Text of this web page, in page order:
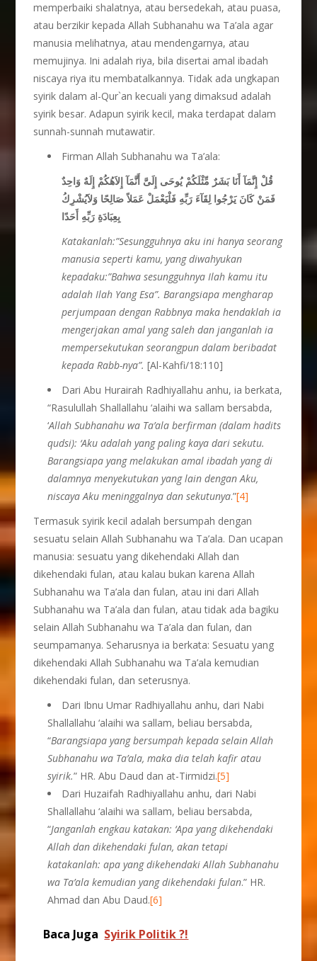
memperbaiki shalatnya, atau bersedekah, atau puasa,
atau berzikir kepada Allah Subhanahu wa Ta’ala agar
manusia melihatnya, atau mendengarnya, atau
memujinya. Ini adalah riya, bila disertai amal ibadah
niscaya riya itu membatalkannya. Tidak ada ungkapan
syirik dalam al-Qur`an kecuali yang dimaksud adalah
syirik besar. Adapun syirik kecil, maka terdapat dalam
sunnah-sunnah mutawatir.
Firman Allah Subhanahu wa Ta’ala:
قُلْ إِنَّمَآ أَنَا بَشَرٌ مِّثْلَكُمْ يُوحَى إِلَىَّ أَنَّمَآ إِلاَهُكُمْ إِلَهٌ وَاحِدٌ
فَمَنْ كَانَ يَرْجُوا لِقَآءَ رَبِّهِ فَلْيَعْمَلْ عَمَلاً صَالِحًا وَلاَيُشْرِكُ
بِعِبَادَةِ رَبِّهِ أَحَدًا
Katakanlah:”Sesungguhnya aku ini hanya seorang
manusia seperti kamu, yang diwahyukan
kepadaku:”Bahwa sesungguhnya Ilah kamu itu
adalah Ilah Yang Esa”. Barangsiapa mengharap
perjumpaan dengan Rabbnya maka hendaklah ia
mengerjakan amal yang saleh dan janganlah ia
mempersekutukan seorangpun dalam beribadat
kepada Rabb-nya”. [Al-Kahfi/18:110]
Dari Abu Hurairah Radhiyallahu anhu, ia berkata,
“Rasulullah Shallallahu ‘alaihi wa sallam bersabda,
‘Allah Subhanahu wa Ta’ala berfirman (dalam hadits
qudsi): ‘Aku adalah yang paling kaya dari sekutu.
Barangsiapa yang melakukan amal ibadah yang di
dalamnya menyekutukan yang lain dengan Aku,
niscaya Aku meninggalnya dan sekutunya.”[4]
Termasuk syirik kecil adalah bersumpah dengan
sesuatu selain Allah Subhanahu wa Ta’ala. Dan ucapan
manusia: sesuatu yang dikehendaki Allah dan
dikehendaki fulan, atau kalau bukan karena Allah
Subhanahu wa Ta’ala dan fulan, atau ini dari Allah
Subhanahu wa Ta’ala dan fulan, atau tidak ada bagiku
selain Allah Subhanahu wa Ta’ala dan fulan, dan
seumpamanya. Seharusnya ia berkata: Sesuatu yang
dikehendaki Allah Subhanahu wa Ta’ala kemudian
dikehendaki fulan, dan seterusnya.
Dari Ibnu Umar Radhiyallahu anhu, dari Nabi
Shallallahu ‘alaihi wa sallam, beliau bersabda,
“Barangsiapa yang bersumpah kepada selain Allah
Subhanahu wa Ta’ala, maka dia telah kafir atau
syirik.” HR. Abu Daud dan at-Tirmidzi.[5]
Dari Huzaifah Radhiyallahu anhu, dari Nabi
Shallallahu ‘alaihi wa sallam, beliau bersabda,
“Janganlah engkau katakan: ‘Apa yang dikehendaki
Allah dan dikehendaki fulan, akan tetapi
katakanlah: apa yang dikehendaki Allah Subhanahu
wa Ta’ala kemudian yang dikehendaki fulan.” HR.
Ahmad dan Abu Daud.[6]
Baca Juga Syirik Politik ?!